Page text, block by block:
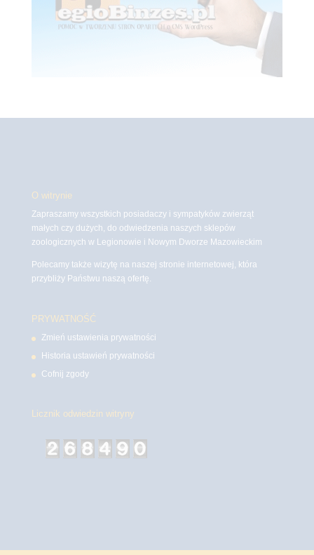
O witrynie
Zapraszamy wszystkich posiadaczy i sympatyków zwierząt
małych czy dużych, do odwiedzenia naszych sklepów
zoologicznych w Legionowie i Nowym Dworze Mazowieckim
Polecamy także wizytę na naszej stronie internetowej, która
przybliży Państwu naszą ofertę.
PRYWATNOŚĆ
Zmień ustawienia prywatności
Historia ustawień prywatności
Cofnij zgody
Licznik odwiedzin witryny